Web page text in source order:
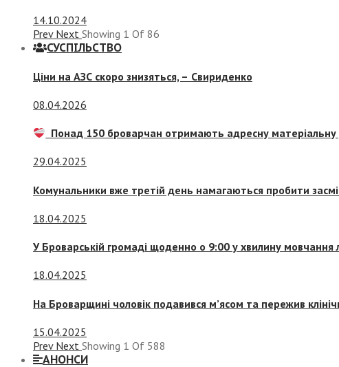
14.10.2024
Prev Next Showing 1 Of 86
СУСПIЛЬСТВО
Ціни на АЗС скоро знизяться, – Свириденко
08.04.2026
Понад 150 броварчан отримають адресну
29.04.2025
Комунальники вже третій день намагаються пробити
18.04.2025
У Броварській громаді щоденно о 9:00 у хвилину
18.04.2025
На Броварщині чоловік подавився м’ясом та пережив
15.04.2025
Prev Next Showing 1 Of 588
АНОНСИ